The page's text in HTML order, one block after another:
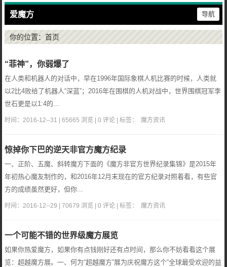
爱魔方 导航
你的位置： 首页
“菲神”，你弱爆了
在人类和机器人的对话中，早在1996年国际象棋人机比赛的时候，人类就
以2比4败给了机器人“深蓝”；2016年在围棋的人机对战中，世界围棋冠军李
世石更是以1:4的...
时间：2016-12--31 | 65665 浏览 | 0 评论 | 标签： 魔方资讯
惊掉你下巴的逆天非官方魔方纪录
一、正阶、五魔、斜转魔方下面的《魔方非官方世界纪录集锦》是2015年
年初热心魔友制作的，和2016年12月末现在的官方纪录对照着看，有些官
方的成绩虽然更好，但你...
时间：2016-12--29 | 70679 浏览 | 0 评论 | 标签： 魔方资讯
一个可能不错的世界级魔方展览
如果你热爱魔方，如果你有点钱刚好还有点时间，那么你不妨看看这个展
览：超越魔方展。一、何为“超越魔方”展为庆祝魔方这个“全球最受欢迎的益